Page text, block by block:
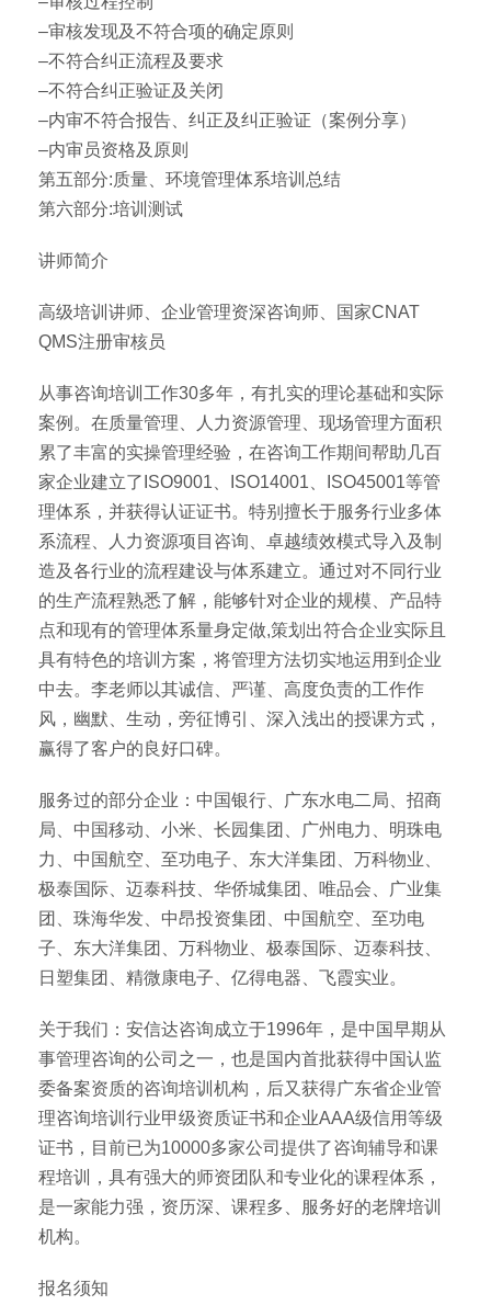
–审核发现及不符合项的确定原则
–不符合纠正流程及要求
–不符合纠正验证及关闭
–内审不符合报告、纠正及纠正验证（案例分享）
–内审员资格及原则
第五部分:质量、环境管理体系培训总结
第六部分:培训测试
讲师简介
高级培训讲师、企业管理资深咨询师、国家CNAT
QMS注册审核员
从事咨询培训工作30多年，有扎实的理论基础和实际
案例。在质量管理、人力资源管理、现场管理方面积
累了丰富的实操管理经验，在咨询工作期间帮助几百
家企业建立了ISO9001、ISO14001、ISO45001等管
理体系，并获得认证证书。特别擅长于服务行业多体
系流程、人力资源项目咨询、卓越绩效模式导入及制
造及各行业的流程建设与体系建立。通过对不同行业
的生产流程熟悉了解，能够针对企业的规模、产品特
点和现有的管理体系量身定做,策划出符合企业实际且
具有特色的培训方案，将管理方法切实地运用到企业
中去。李老师以其诚信、严谨、高度负责的工作作
风，幽默、生动，旁征博引、深入浅出的授课方式，
赢得了客户的良好口碑。
服务过的部分企业：中国银行、广东水电二局、招商
局、中国移动、小米、长园集团、广州电力、明珠电
力、中国航空、至功电子、东大洋集团、万科物业、
极泰国际、迈泰科技、华侨城集团、唯品会、广业集
团、珠海华发、中昂投资集团、中国航空、至功电
子、东大洋集团、万科物业、极泰国际、迈泰科技、
日塑集团、精微康电子、亿得电器、飞霞实业。
关于我们：安信达咨询成立于1996年，是中国早期从
事管理咨询的公司之一，也是国内首批获得中国认监
委备案资质的咨询培训机构，后又获得广东省企业管
理咨询培训行业甲级资质证书和企业AAA级信用等级
证书，目前已为10000多家公司提供了咨询辅导和课
程培训，具有强大的师资团队和专业化的课程体系，
是一家能力强，资历深、课程多、服务好的老牌培训
机构。
报名须知